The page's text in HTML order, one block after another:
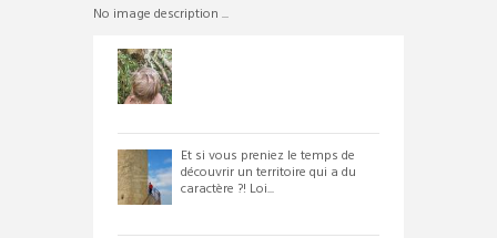
No image description ...
Et si vous preniez le temps de
découvrir un territoire qui a du
caractère ?! Loi...